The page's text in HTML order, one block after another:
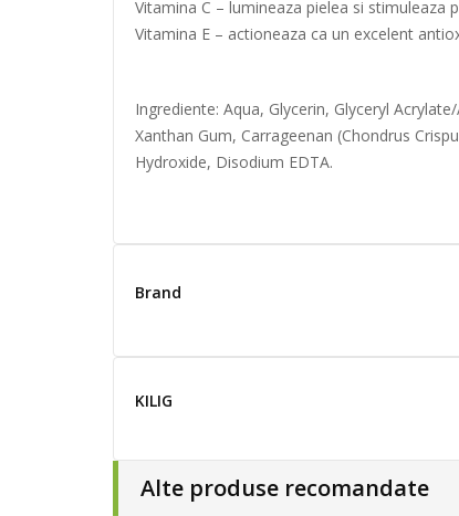
Vitamina C – lumineaza pielea si stimuleaza
Vitamina E – actioneaza ca un excelent
Ingrediente: Aqua, Glycerin, Glyceryl
Xanthan Gum, Carrageenan (Chondrus
Hydroxide, Disodium EDTA.
Brand
KILIG
Alte produse recomandate